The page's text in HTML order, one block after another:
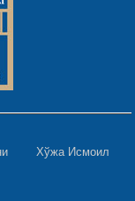
Хўжа Исмоил